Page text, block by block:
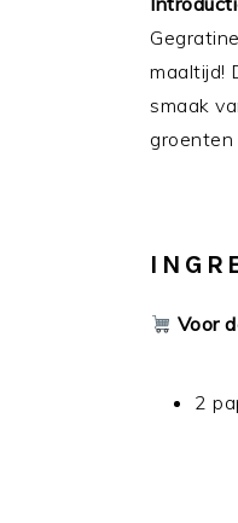
maaltijd!
smaak
groenten
Voor
2